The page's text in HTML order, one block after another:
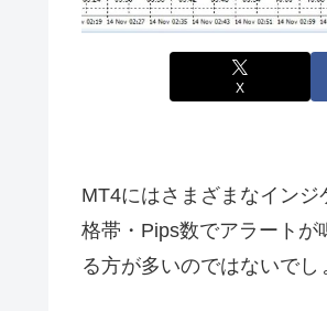
X
MT4にはさまざまなイン
格帯・ Pips数でアラートが
る方が多いのではないでし